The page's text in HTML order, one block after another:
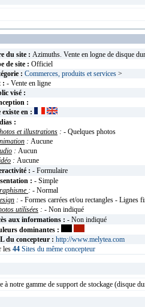
du site : Azimuths. Vente en logne de disque
de site : Officiel
: Commerces, produits et services >
: - Vente en ligne
visé :
:
existe en :
:
et illustrations : - Quelques photos
: Aucune
: Aucun
: Aucune
: - Formulaire
: - Simple
: - Normal
: - Formes carrées et/ou rectangles - Lignes
utilisées : - Non indiqué
aux informations : - Non indiqué
dominantes :
du concepteur : http://www.melytea.com
les 44 Sites du même concepteur
notre gamme de support de stockage (disque